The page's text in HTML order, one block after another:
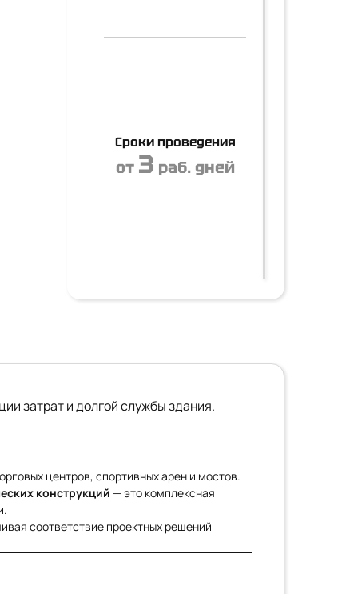
Сроки проведения
от 3 раб. дней
затрат и долгой службы здания.
центров, спортивных арен и мостов.
конструкций — это комплексная
соответствие проектных решений